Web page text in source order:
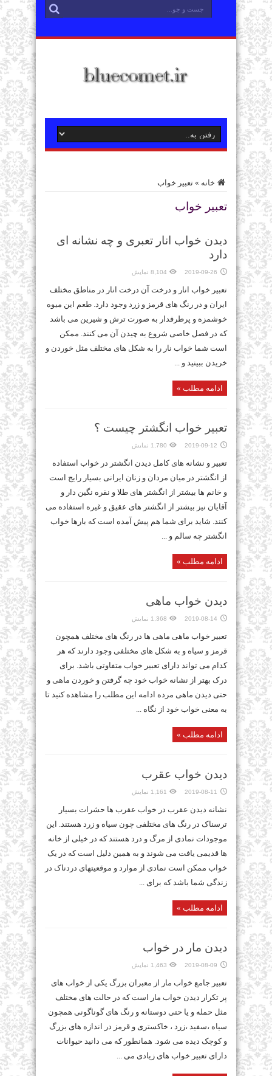
خانه » تعبیر خواب
تعبیر خواب
دیدن خواب انار تعبری و چه نشانه ای
دارد
2019-09-26 8,104 نمایش
تعبیر خواب انار و درخت آن درخت انار در مناطق مختلف
ایران و در رنگ های قرمز و زرد وجود دارد. طعم این میوه
خوشمزه و پرطرفدار به صورت ترش و شیرین می باشد
که در فصل خاصی شروع به چیدن آن می کنند. ممکن
است شما خواب نار را به شکل های مختلف مثل خوردن و
خریدن ببینید و ...
ادامه مطلب »
تعبیر خواب انگشتر چیست ؟
2019-09-12 1,780 نمایش
تعبیر و نشانه های کامل دیدن انگشتر در خواب استفاده
از انگشتر در میان مردان و زنان ایرانی بسیار رایج است
و خانم ها بیشتر از انگشتر های طلا و نقره نگین دار و
آقایان نیز بیشتر از انگشتر های عقیق و غیره استفاده می
کنند. شاید برای شما هم پیش آمده است که بارها خواب
انگشتر چه سالم و ...
ادامه مطلب »
دیدن خواب ماهی
2019-08-14 1,368 نمایش
تعبیر خواب ماهی ماهی ها در رنگ های مختلف همچون
قرمز و سیاه و به شکل های مختلفی وجود دارند که هر
کدام می تواند دارای تعبیر خواب متفاوتی باشد. برای
درک بهتر از نشانه خواب خود چه گرفتن و خوردن ماهی و
حتی دیدن ماهی مرده ادامه این مطلب را مشاهده کنید تا
به معنی خواب خود از نگاه ...
ادامه مطلب »
دیدن خواب عقرب
2019-08-11 1,161 نمایش
نشانه دیدن عقرب در خواب عقرب ها حشرات بسیار
ترسناک در رنگ های مختلفی چون سیاه و زرد هستند. این
موجودات نمادی از مرگ و درد هستند که در خیلی از خانه
ها قدیمی یافت می شوند و به همین دلیل است که در یک
خواب ممکن است نمادی از موارد و موقعیتهای دردناک در
زندگی شما باشد که برای ...
ادامه مطلب »
دیدن مار در خواب
2019-08-09 1,463 نمایش
تعبیر جامع خواب مار از معبران بزرگ یکی از خواب های
پر تکرار دیدن خواب مار است که در حالت های مختلف
مثل حمله و یا حتی دوستانه و رنگ های گوناگونی همچون
سیاه ،سفید ،زرد ، خاکستری و قرمز در اندازه های بزرگ
و کوچک دیده می شود. همانطور که می دانید حیوانات
دارای تعبیر خواب های زیادی می ...